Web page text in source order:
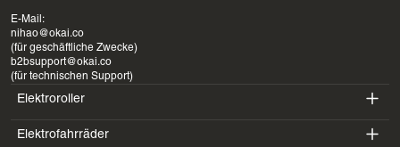
E-Mail:
nihao@okai.co
(für geschäftliche Zwecke)
b2bsupport@okai.co
(für technischen Support)
Elektroroller
ES400A
Elektrofahrräder